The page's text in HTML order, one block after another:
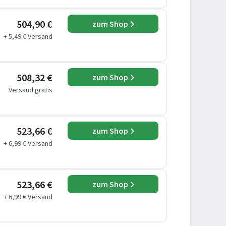
504,90 €
+ 5,49 € Versand
zum Shop
508,32 €
Versand gratis
zum Shop
523,66 €
+ 6,99 € Versand
zum Shop
523,66 €
+ 6,99 € Versand
zum Shop